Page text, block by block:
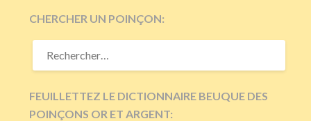
CHERCHER UN POINÇON:
RECHERCHER :
FEUILLETTEZ LE DICTIONNAIRE BEUQUE DES
POINÇONS OR ET ARGENT: